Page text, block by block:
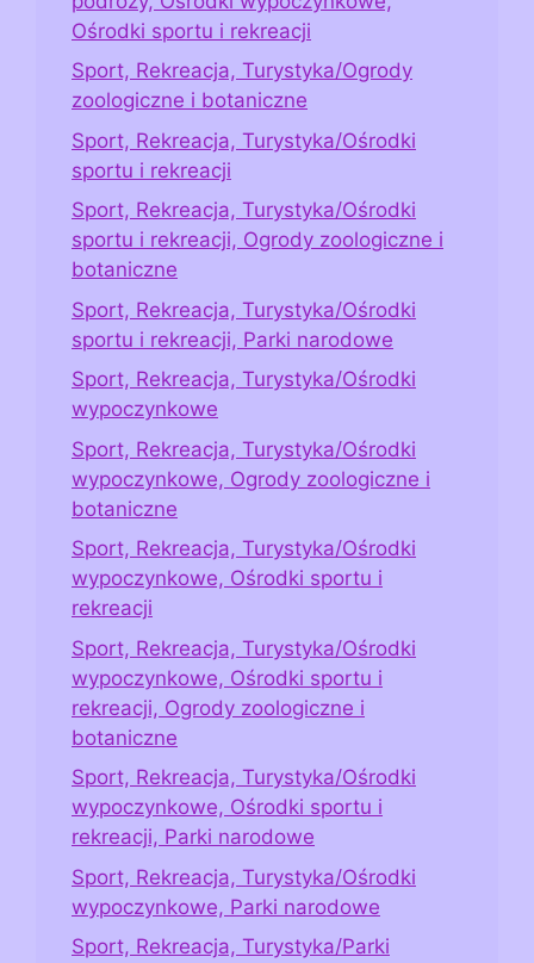
Ośrodki sportu i rekreacji
Sport, Rekreacja, Turystyka/Ogrody
zoologiczne i botaniczne
Sport, Rekreacja, Turystyka/Ośrodki
sportu i rekreacji
Sport, Rekreacja, Turystyka/Ośrodki
sportu i rekreacji, Ogrody zoologiczne i
botaniczne
Sport, Rekreacja, Turystyka/Ośrodki
sportu i rekreacji, Parki narodowe
Sport, Rekreacja, Turystyka/Ośrodki
wypoczynkowe
Sport, Rekreacja, Turystyka/Ośrodki
wypoczynkowe, Ogrody zoologiczne i
botaniczne
Sport, Rekreacja, Turystyka/Ośrodki
wypoczynkowe, Ośrodki sportu i
rekreacji
Sport, Rekreacja, Turystyka/Ośrodki
wypoczynkowe, Ośrodki sportu i
rekreacji, Ogrody zoologiczne i
botaniczne
Sport, Rekreacja, Turystyka/Ośrodki
wypoczynkowe, Ośrodki sportu i
rekreacji, Parki narodowe
Sport, Rekreacja, Turystyka/Ośrodki
wypoczynkowe, Parki narodowe
Sport, Rekreacja, Turystyka/Parki